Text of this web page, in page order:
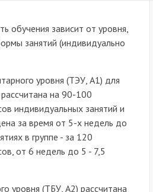
обучения зависит от уровня,
занятий (индивидуально
уровня (ТЭУ, А1) для
на 90-100
индивидуальных занятий и
за время от 5-х недель до
в группе - за 120
от 6 недель до 5 - 7,5
уровня (ТБУ, А2) рассчитана